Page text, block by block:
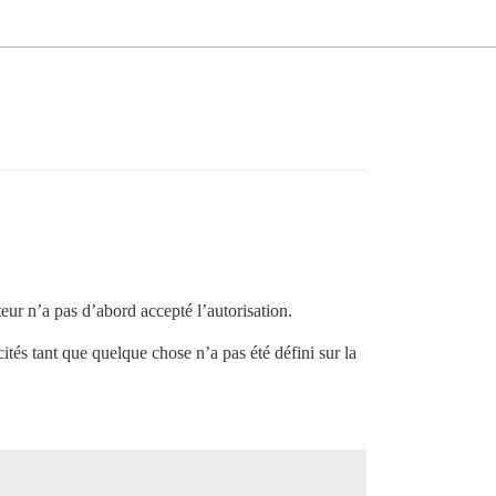
n’a pas d’abord accepté l’autorisation.
tant que quelque chose n’a pas été défini sur la